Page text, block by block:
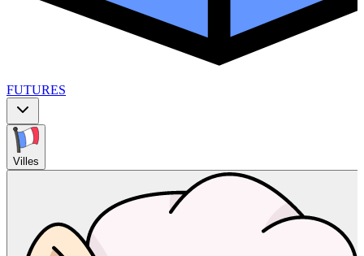
FUTURES
Villes